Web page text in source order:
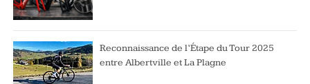
Reconnaissance de l’Étape du Tour 2025
entre Albertville et La Plagne